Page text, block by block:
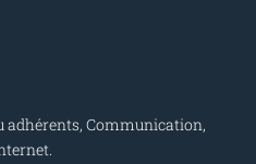
adhérents, Communication,